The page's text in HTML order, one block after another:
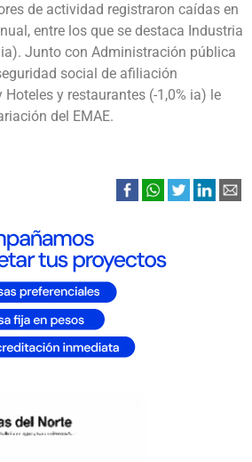
de actividad registraron caídas en
entre los que se destaca Industria
Junto con Administración pública
social de afiliación
y restaurantes (-1,0% ia) le
del EMAE.